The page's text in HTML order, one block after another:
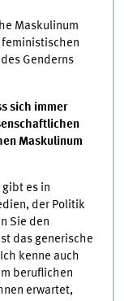
Maskulinum
feministischen
Genderns
sich immer
Maskulinum
gibt es in
der Politik
Sie den
das generische
kenne auch
beruflichen
erwartet,